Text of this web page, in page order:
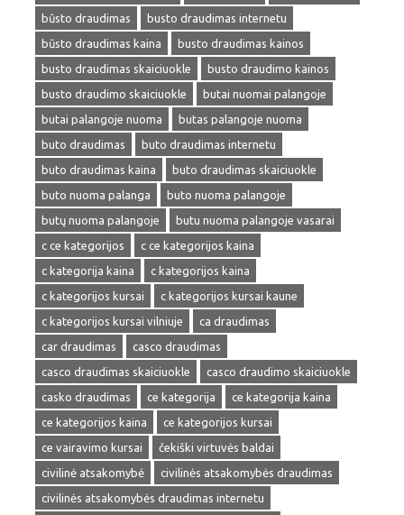
būsto draudimas
busto draudimas internetu
būsto draudimas kaina
busto draudimas kainos
busto draudimas skaiciuokle
busto draudimo kainos
busto draudimo skaiciuokle
butai nuomai palangoje
butai palangoje nuoma
butas palangoje nuoma
buto draudimas
buto draudimas internetu
buto draudimas kaina
buto draudimas skaiciuokle
buto nuoma palanga
buto nuoma palangoje
butų nuoma palangoje
butu nuoma palangoje vasarai
c ce kategorijos
c ce kategorijos kaina
c kategorija kaina
c kategorijos kaina
c kategorijos kursai
c kategorijos kursai kaune
c kategorijos kursai vilniuje
ca draudimas
car draudimas
casco draudimas
casco draudimas skaiciuokle
casco draudimo skaiciuokle
casko draudimas
ce kategorija
ce kategorija kaina
ce kategorijos kaina
ce kategorijos kursai
ce vairavimo kursai
čekiški virtuvės baldai
civilinė atsakomybė
civilinės atsakomybės draudimas
civilinės atsakomybės draudimas internetu